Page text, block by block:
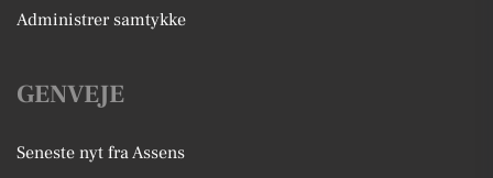
Administrer samtykke
GENVEJE
Seneste nyt fra Assens